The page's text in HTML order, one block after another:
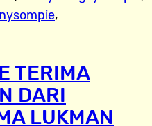
TERIMA
DARI
LUKMAN